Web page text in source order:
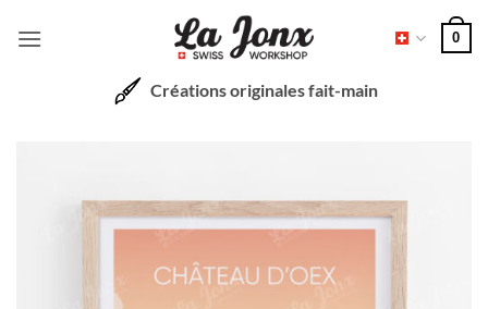
0
Créations originales fait-main